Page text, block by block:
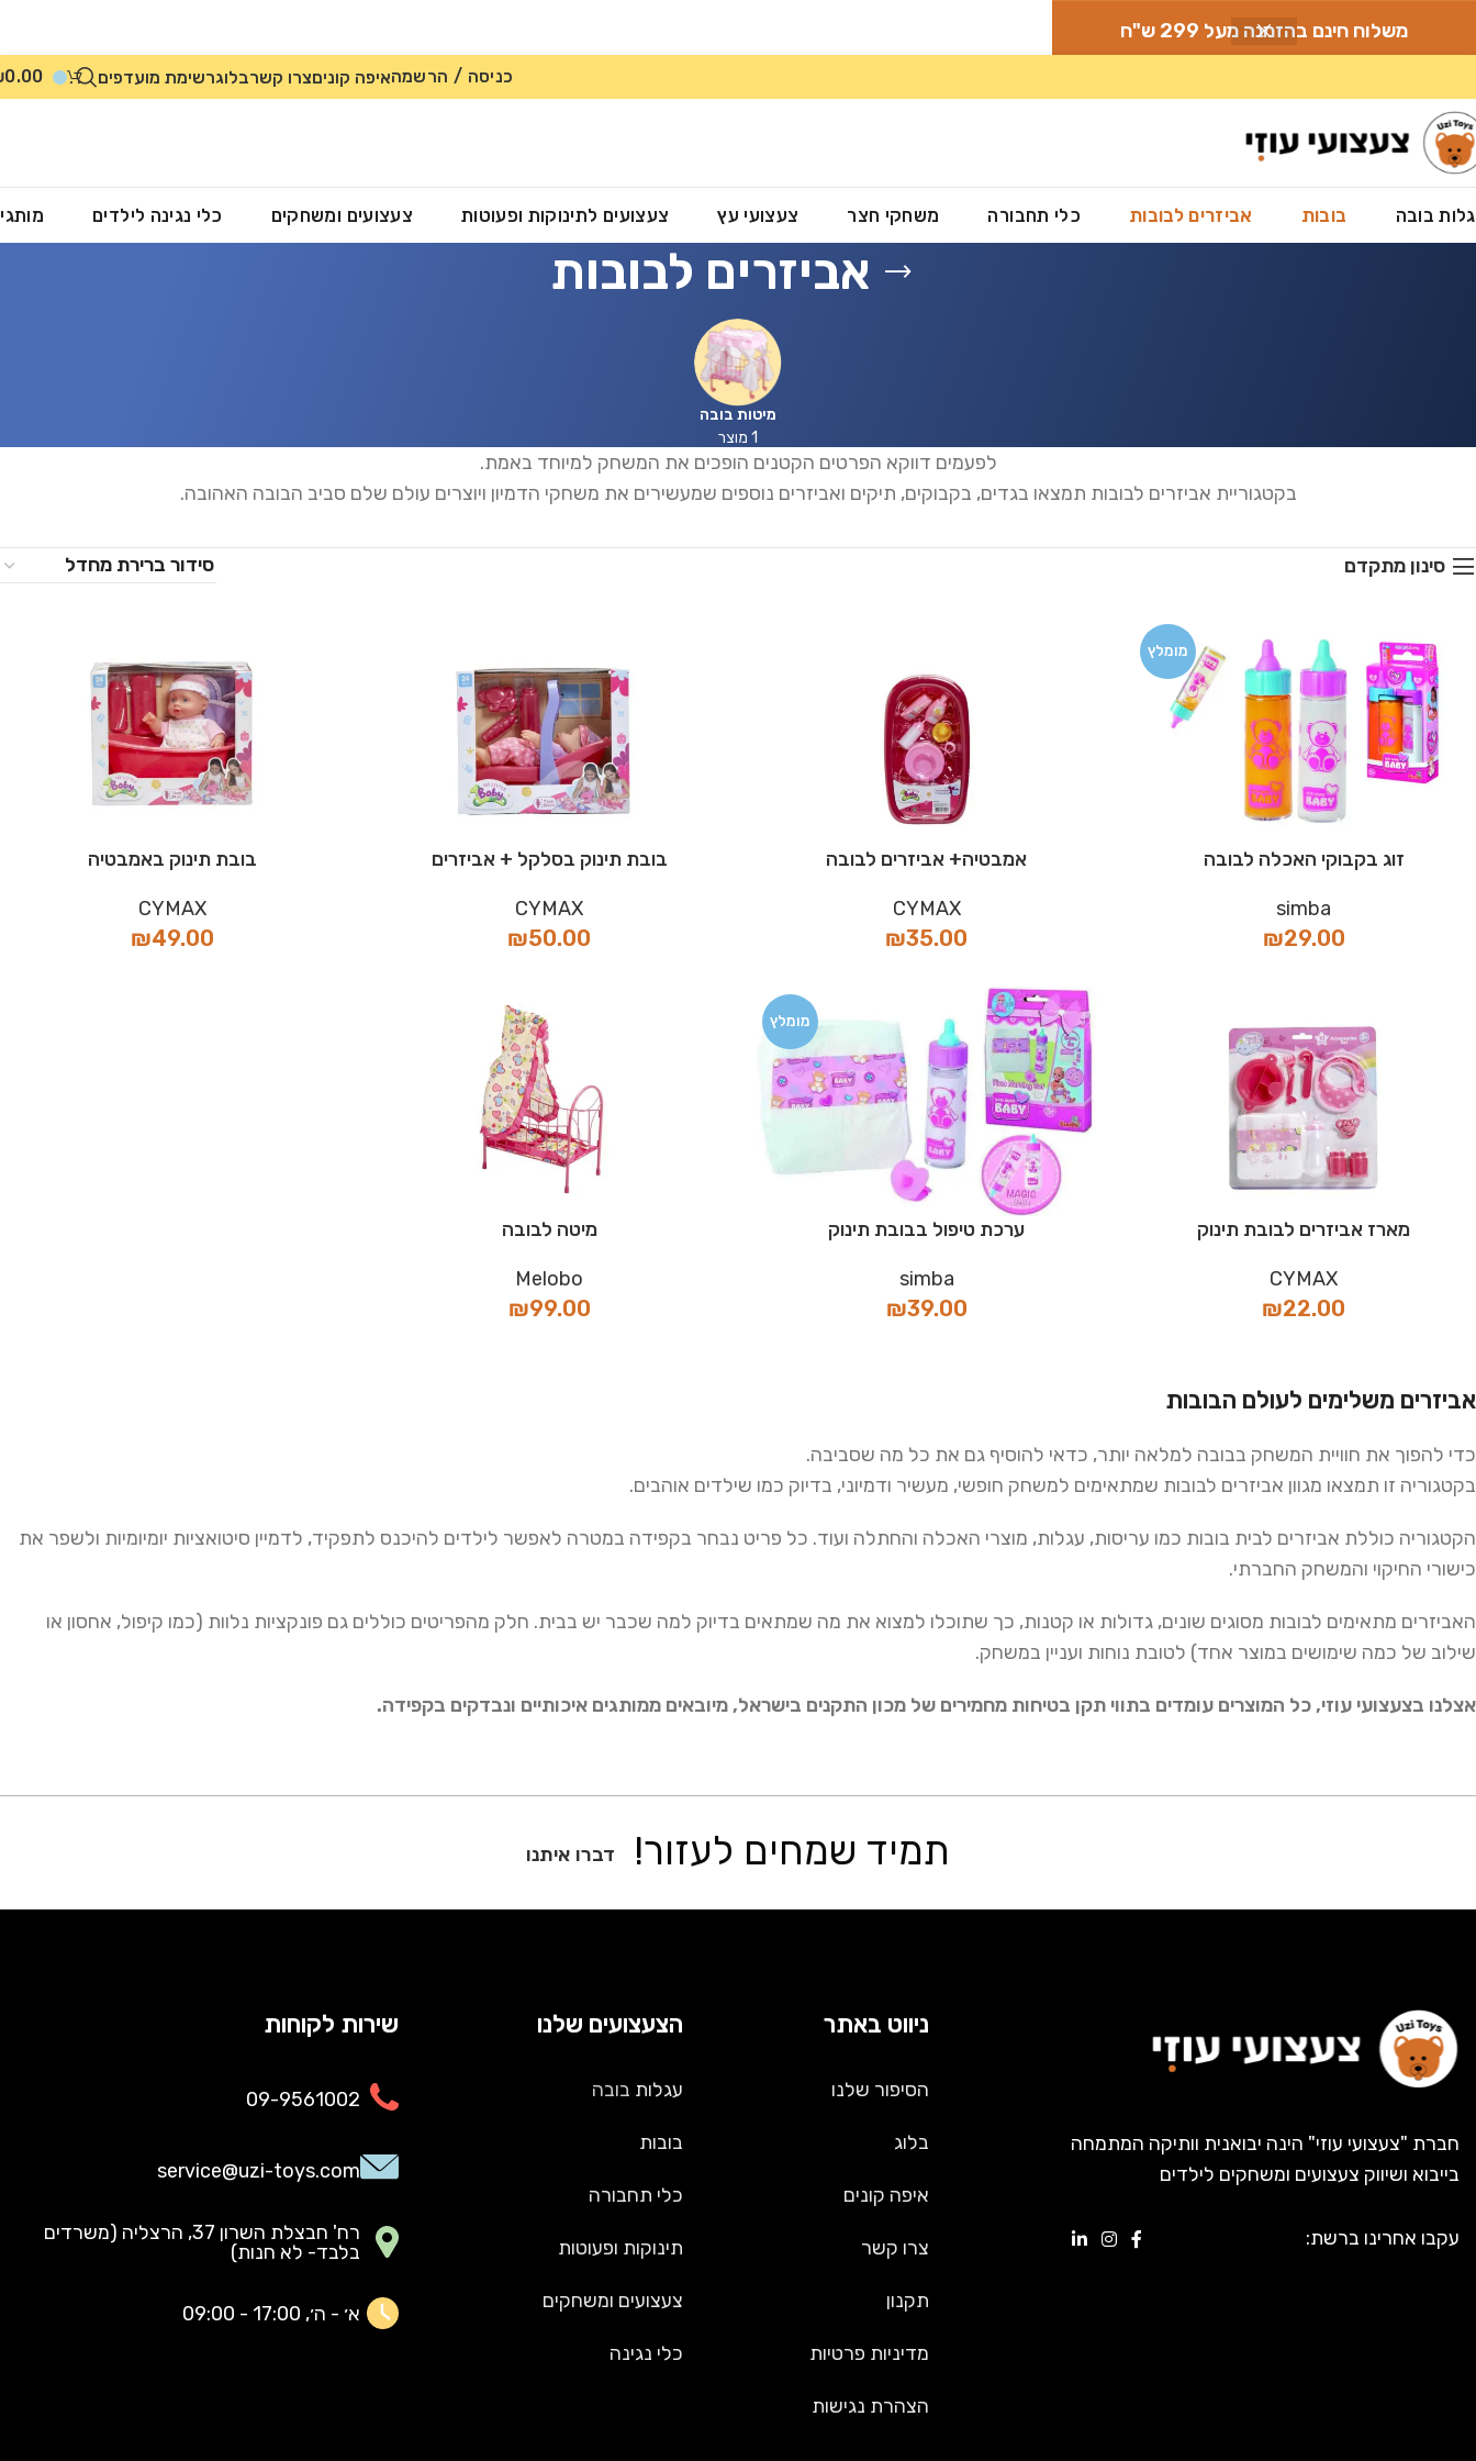
משלוח חינם בהזמנה מעל 299 ש"ח
כניסה / הרשמהאיפה קוניםצרו קשרבלוגרשימת מועדפים 0.00
בובה בובות אביזרים לבובות כלי תחבורה משחקי חצר צעצועי עץ צעצועים לתינוקות ופעוטות צעצועים ומשחקים כלי נגינה לילדים
אביזרים לבובות
מיטות בובה
1 מוצר
לפעמים דווקא הפרטים הקטנים הופכים את המשחק למיוחד באמת.
בקטגוריית אביזרים לבובות תמצאו בגדים, בקבוקים, תיקים ואביזרים נוספים שמעשירים את משחקי הדמיון ויוצרים עולם שלם סביב הבובה האהובה.
סינון מתקדם
מומלץ
זוג בקבוקי האכלה לבובה
simba
₪29.00
אמבטיה+ אביזרים לבובה
CYMAX
₪35.00
בובת תינוק בסלקל + אביזרים
CYMAX
₪50.00
בובת תינוק באמבטיה
CYMAX
₪49.00
מארז אביזרים לבובת תינוק
CYMAX
₪22.00
מומלץ
ערכת טיפול בבובת תינוק
simba
₪39.00
מיטה לבובה
Melobo
₪99.00
אביזרים משלימים לעולם הבובות
כדי להפוך את חוויית המשחק בבובה למלאה יותר, כדאי להוסיף גם את כל מה שסביבה.
בקטגוריה זו תמצאו מגוון אביזרים לבובות שמתאימים למשחק חופשי, מעשיר ודמיוני, בדיוק כמו שילדים אוהבים.
הקטגוריה כוללת אביזרים לבית בובות כמו עריסות, עגלות, מוצרי האכלה והחתלה ועוד. כל פריט נבחר בקפידה במטרה לאפשר לילדים להיכנס לתפקיד, לדמיין סיטואציות יומיומיות ולשפר את
כישורי החיקוי והמשחק החברתי.
האביזרים מתאימים לבובות מסוגים שונים, גדולות או קטנות, כך שתוכלו למצוא את מה שמתאים בדיוק למה שכבר יש בבית. חלק מהפריטים כוללים גם פונקציות נלוות (כמו קיפול, אחסון או
שילוב של כמה שימושים במוצר אחד) לטובת נוחות ועניין במשחק.
אצלנו בצעצועי עוזי, כל המוצרים עומדים בתווי תקן בטיחות מחמירים של מכון התקנים בישראל, מיובאים ממותגים איכותיים ונבדקים בקפידה.
תמיד שמחים לעזור! דברו איתנו
חברת "צעצועי עוזי" הינה יבואנית וותיקה המתמחה
בייבוא ושיווק צעצועים ומשחקים לילדים
עקבו אחרינו ברשת:
ניווט באתר
הסיפור שלנו
בלוג
איפה קונים
צרו קשר
תקנון
מדיניות פרטיות
הצהרת נגישות
הצעצועים שלנו
עגלות בובה
בובות
כלי תחבורה
תינוקות ופעוטות
צעצועים ומשחקים
כלי נגינה
שירות לקוחות
09-9561002
service@uzi-toys.com
רח' חבצלת השרון 37, הרצליה (משרדים
בלבד- לא חנות)
א׳ - ה׳, 17:00 - 09:00